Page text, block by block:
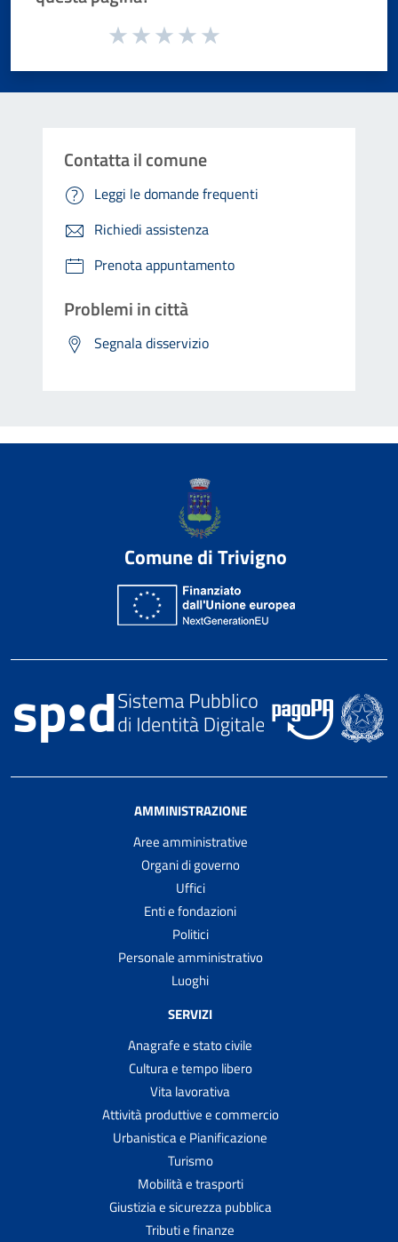
Valuta da 1 a 5 stelle la pagina
Contatta il comune
Leggi le domande frequenti
Richiedi assistenza
Prenota appuntamento
Problemi in città
Segnala disservizio
Comune di Trivigno
AMMINISTRAZIONE
Aree amministrative
Organi di governo
Uffici
Enti e fondazioni
Politici
Personale amministrativo
Luoghi
SERVIZI
Anagrafe e stato civile
Cultura e tempo libero
Vita lavorativa
Attività produttive e commercio
Urbanistica e Pianificazione
Turismo
Mobilità e trasporti
Giustizia e sicurezza pubblica
Tributi e finanze